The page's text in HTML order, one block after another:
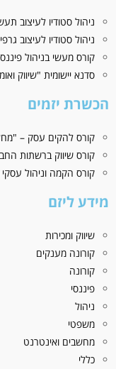
ניהול סטודיו לעיצוב
ניהול סטודיו לעיצוב גרפי
קורס מעשי בניהול
סדנא יישומית "שיווק
הכשרת יזמים
קורס להקים עסק –
קורס שיווק ברשתות
קורס הקמה וניהול עסקי
מידע ליזם
שיווק ומכירות
קורונה מענקים
קורונה
פיננסי
ניהול
משפטי
מחשבים ואינטרנט
כללי